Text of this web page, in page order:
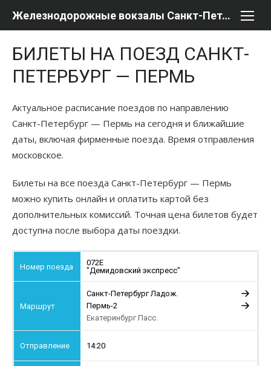
Железнодорожные вокзалы Санкт-Петербурга
БИЛЕТЫ НА ПОЕЗД САНКТ-
ПЕТЕРБУРГ — ПЕРМЬ
Актуальное расписание поездов по направлению
Санкт-Петербург — Пермь на сегодня и ближайшие
даты, включая фирменные поезда. Время отправления
московское.
Билеты на все поезда Санкт-Петербург — Пермь
можно купить онлайн и оплатить картой без
дополнительных комиссий. Точная цена билетов будет
доступна после выбора даты поездки.
072Е
"Демидовский экспресс"
Санкт-Петербург Ладож.
Пермь-2
Екатеринбург Пасс.
14:20